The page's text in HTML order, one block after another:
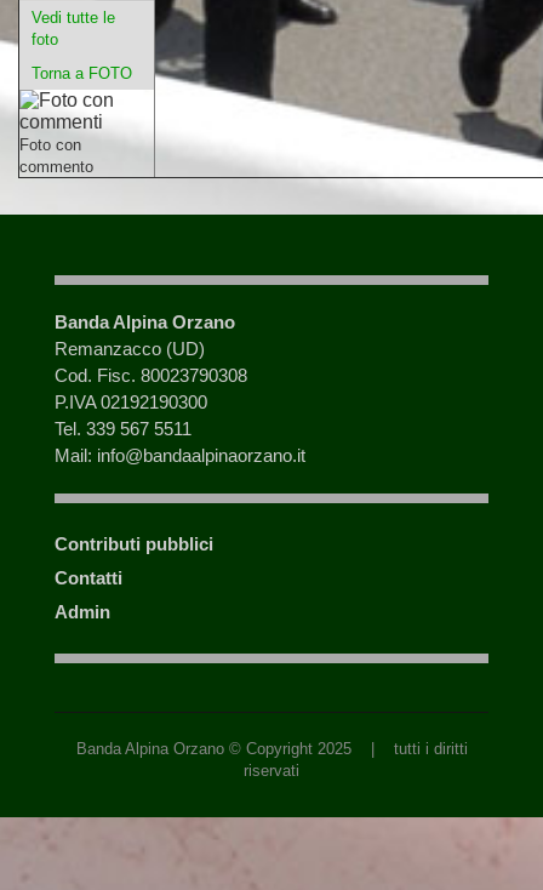
Vedi tutte le
foto
Torna a FOTO
Foto con
commento
Banda Alpina Orzano
Remanzacco (UD)
Cod. Fisc. 80023790308
P.IVA 02192190300
Tel. 339 567 5511
Mail: info@bandaalpinaorzano.it
Contributi pubblici
Contatti
Admin
Banda Alpina Orzano © Copyright 2025 | tutti i diritti
riservati